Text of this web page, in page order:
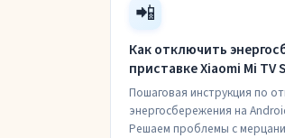
📲
Как отключить
приставке Xiaomi Mi TV
Пошаговая инструкция по
энергосбережения на
Решаем проблемы с